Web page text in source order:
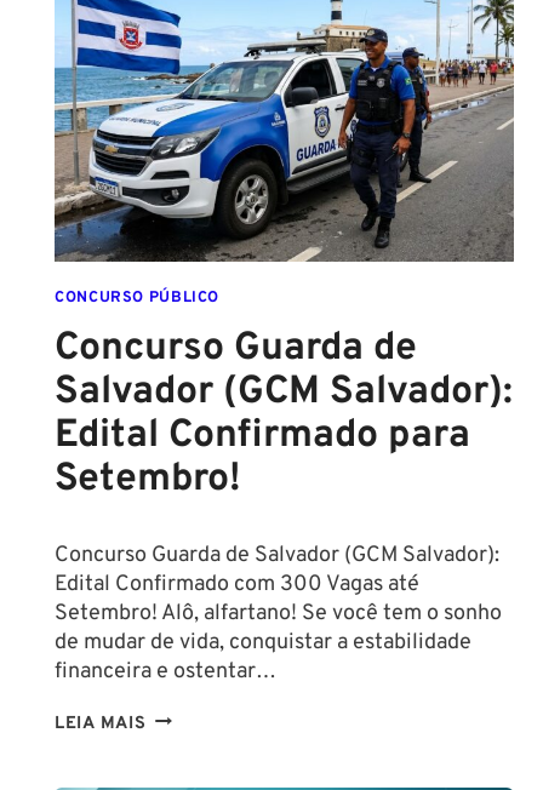
SAI
DA
ESCOLA
FORMADO
EM
DIREITO
CONCURSO PÚBLICO
Concurso Guarda de
Salvador (GCM Salvador):
Edital Confirmado para
Setembro!
Concurso Guarda de Salvador (GCM Salvador):
Edital Confirmado com 300 Vagas até
Setembro! Alô, alfartano! Se você tem o sonho
de mudar de vida, conquistar a estabilidade
financeira e ostentar…
LEIA MAIS CONCURSO